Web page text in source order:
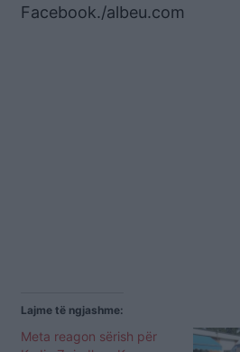
Facebook./albeu.com
Lajme të ngjashme:
Meta reagon sërish për